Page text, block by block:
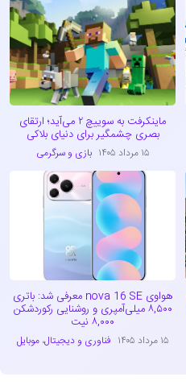
ماینکرفت به سوییچ ۲ می‌آید؛ ارتقای
بصری چشمگیر برای دنیای بلاکی
۱۵ مرداد ۱۴۰۵ بازی و سرگرمی
هواوی nova 16 SE معرفی شد: باتری
۸,۵۰۰ میلی‌آمپری و روشنایی رکوردشکن
۸,۰۰۰ نیت
۱۵ مرداد ۱۴۰۵ فناوری و دیجیتال،موبایل